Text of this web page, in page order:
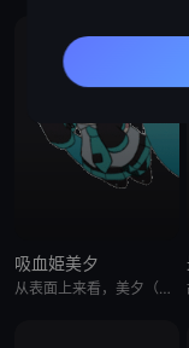
吸血姫美夕
从表面上来看，美夕（长沢美树 配音）是一个普通的少女，但她还有着第二重身份——东方吸血鬼。但是，作为一个吸血鬼，美夕的猎物并不是人类，正相反，她的任务是解救被“魔神”侵蚀的人类，不惜一切手段，甚至是将